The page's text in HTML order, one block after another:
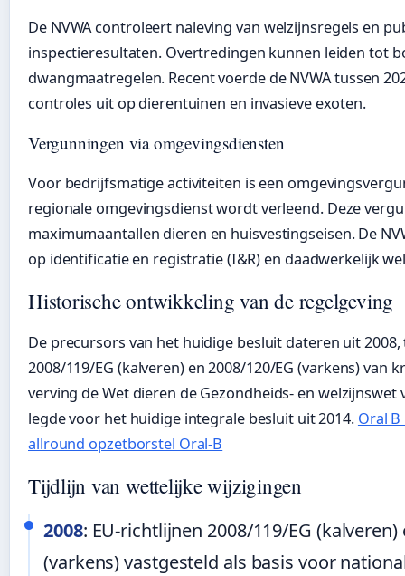
De NVWA controleert naleving van welzijnsregels en
inspectieresultaten. Overtredingen kunnen leiden tot
dwangmaatregelen. Recent voerde de NVWA tussen
controles uit op dierentuinen en invasieve exoten.
Vergunningen via omgevingsdiensten
Voor bedrijfsmatige activiteiten is een
regionale omgevingsdienst wordt verleend. Deze
maximumaantallen dieren en huisvestingseisen. De
op identificatie en registratie (I&R) en daadwerkelijk
Historische ontwikkeling van de regelgeving
De precursors van het huidige besluit dateren uit
2008/119/EG (kalveren) en 2008/120/EG (varkens) van
verving de Wet dieren de Gezondheids- en welzijnswet
legde voor het huidige integrale besluit uit 2014. Oral B
allround opzetborstel Oral-B
Tijdlijn van wettelijke wijzigingen
2008: EU-richtlijnen 2008/119/EG (kalveren)
(varkens) vastgesteld als basis voor